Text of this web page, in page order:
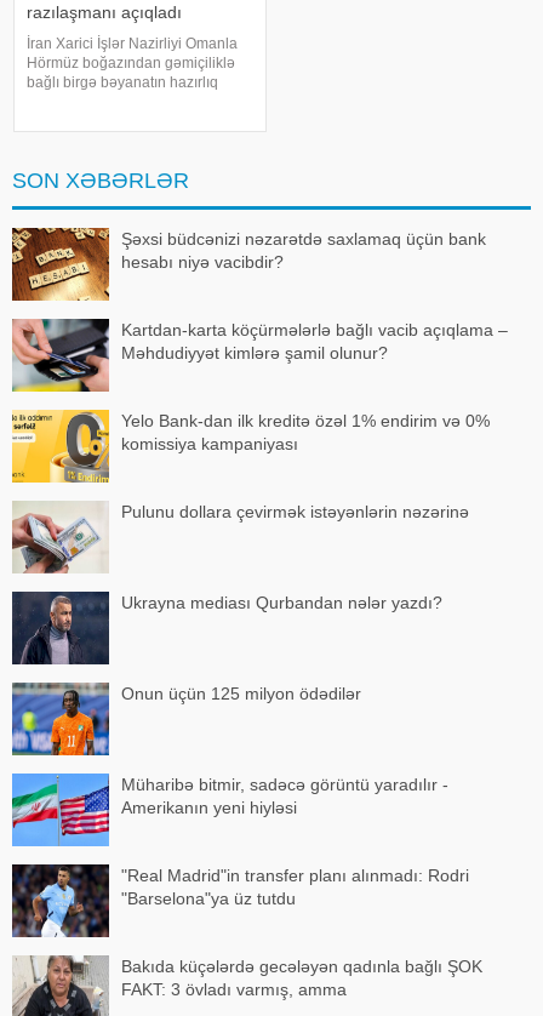
razılaşmanı açıqladı
İran Xarici İşlər Nazirliyi Omanla
Hörmüz boğazından gəmiçiliklə
bağlı birgə bəyanatın hazırlıq
SON XƏBƏRLƏR
Şəxsi büdcənizi nəzarətdə saxlamaq üçün bank
hesabı niyə vacibdir?
Kartdan-karta köçürmələrlə bağlı vacib açıqlama –
Məhdudiyyət kimlərə şamil olunur?
Yelo Bank-dan ilk kreditə özəl 1% endirim və 0%
komissiya kampaniyası
Pulunu dollara çevirmək istəyənlərin nəzərinə
Ukrayna mediası Qurbandan nələr yazdı?
Onun üçün 125 milyon ödədilər
Müharibə bitmir, sadəcə görüntü yaradılır -
Amerikanın yeni hiyləsi
"Real Madrid"in transfer planı alınmadı: Rodri
"Barselona"ya üz tutdu
Bakıda küçələrdə gecələyən qadınla bağlı ŞOK
FAKT: 3 övladı varmış, amma